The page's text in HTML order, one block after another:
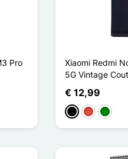
Pro
Xiaomi Redmi
5G Vintage
€ 12,99
ZwartRoodGroen